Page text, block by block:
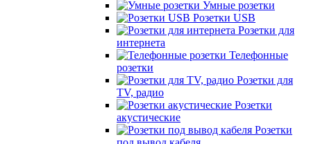
Умные розетки
Розетки USB
Розетки для
интернета
Телефонные
розетки
Розетки для
TV, радио
Розетки
акустические
Розетки